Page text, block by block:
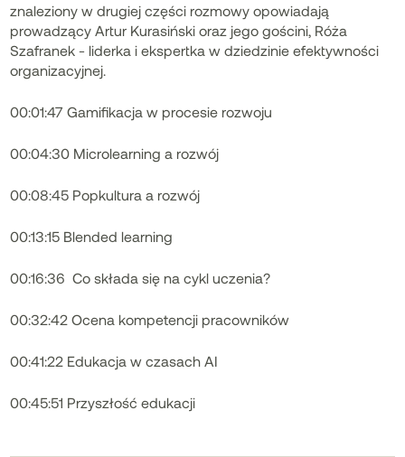
znaleziony w drugiej części rozmowy opowiadają
prowadzący Artur Kurasiński oraz jego gościni, Róża
Szafranek - liderka i ekspertka w dziedzinie efektywności
organizacyjnej.
00:01:47 Gamifikacja w procesie rozwoju
00:04:30 Microlearning a rozwój
00:08:45 Popkultura a rozwój
00:13:15 Blended learning
00:16:36 Co składa się na cykl uczenia?
00:32:42 Ocena kompetencji pracowników
00:41:22 Edukacja w czasach AI
00:45:51 Przyszłość edukacji